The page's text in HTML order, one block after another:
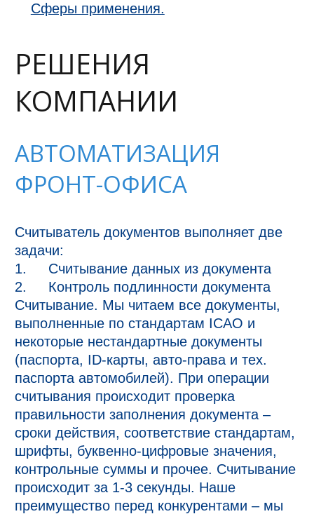
Сферы применения.
РЕШЕНИЯ
КОМПАНИИ
АВТОМАТИЗАЦИЯ
ФРОНТ-ОФИСА
Считыватель документов выполняет две
задачи:
1.	Считывание данных из документа
2.	Контроль подлинности документа
Считывание. Мы читаем все документы,
выполненные по стандартам ICAO и
некоторые нестандартные документы
(паспорта, ID-карты, авто-права и тех.
паспорта автомобилей). При операции
считывания происходит проверка
правильности заполнения документа –
сроки действия, соответствие стандартам,
шрифты, буквенно-цифровые значения,
контрольные суммы и прочее. Считывание
происходит за 1-3 секунды. Наше
преимущество перед конкурентами – мы